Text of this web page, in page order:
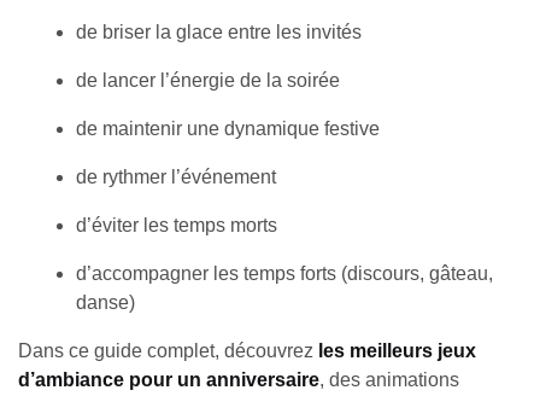
de briser la glace entre les invités
de lancer l’énergie de la soirée
de maintenir une dynamique festive
de rythmer l’événement
d’éviter les temps morts
d’accompagner les temps forts (discours, gâteau,
danse)
Dans ce guide complet, découvrez les meilleurs jeux
d’ambiance pour un anniversaire, des animations